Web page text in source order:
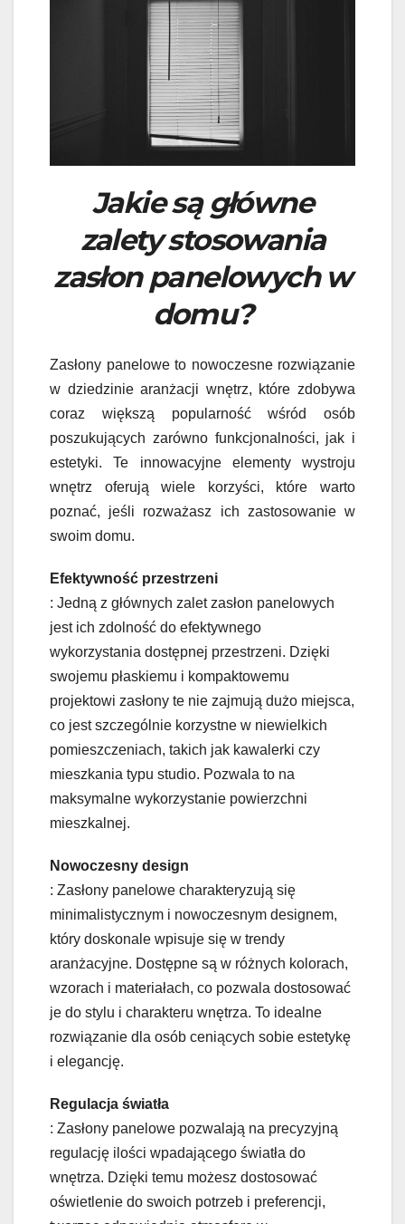
Jakie są główne
zalety stosowania
zasłon panelowych w
domu?
Zasłony panelowe to nowoczesne rozwiązanie
w dziedzinie aranżacji wnętrz, które zdobywa
coraz większą popularność wśród osób
poszukujących zarówno funkcjonalności, jak i
estetyki. Te innowacyjne elementy wystroju
wnętrz oferują wiele korzyści, które warto
poznać, jeśli rozważasz ich zastosowanie w
swoim domu.
Efektywność przestrzeni
: Jedną z głównych zalet zasłon panelowych
jest ich zdolność do efektywnego
wykorzystania dostępnej przestrzeni. Dzięki
swojemu płaskiemu i kompaktowemu
projektowi zasłony te nie zajmują dużo miejsca,
co jest szczególnie korzystne w niewielkich
pomieszczeniach, takich jak kawalerki czy
mieszkania typu studio. Pozwala to na
maksymalne wykorzystanie powierzchni
mieszkalnej.
Nowoczesny design
: Zasłony panelowe charakteryzują się
minimalistycznym i nowoczesnym designem,
który doskonale wpisuje się w trendy
aranżacyjne. Dostępne są w różnych kolorach,
wzorach i materiałach, co pozwala dostosować
je do stylu i charakteru wnętrza. To idealne
rozwiązanie dla osób ceniących sobie estetykę
i elegancję.
Regulacja światła
: Zasłony panelowe pozwalają na precyzyjną
regulację ilości wpadającego światła do
wnętrza. Dzięki temu możesz dostosować
oświetlenie do swoich potrzeb i preferencji,